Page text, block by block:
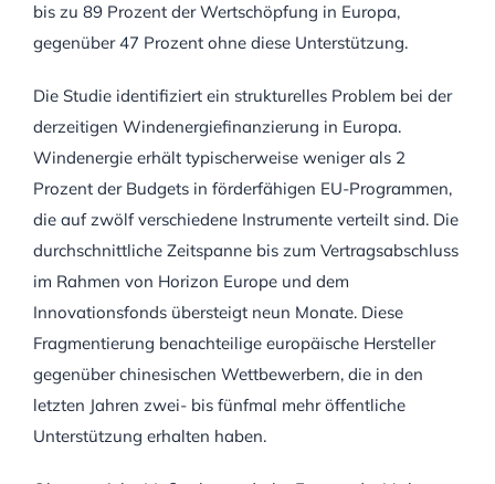
bis zu 89 Prozent der Wertschöpfung in Europa,
gegenüber 47 Prozent ohne diese Unterstützung.
Die Studie identifiziert ein strukturelles Problem bei der
derzeitigen Windenergiefinanzierung in Europa.
Windenergie erhält typischerweise weniger als 2
Prozent der Budgets in förderfähigen EU-Programmen,
die auf zwölf verschiedene Instrumente verteilt sind. Die
durchschnittliche Zeitspanne bis zum Vertragsabschluss
im Rahmen von Horizon Europe und dem
Innovationsfonds übersteigt neun Monate. Diese
Fragmentierung benachteilige europäische Hersteller
gegenüber chinesischen Wettbewerbern, die in den
letzten Jahren zwei- bis fünfmal mehr öffentliche
Unterstützung erhalten haben.